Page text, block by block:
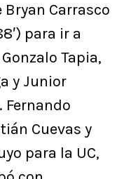
Carrasco
para ir a
Tapia,
y Junior
Fernando
Cuevas y
para la UC,